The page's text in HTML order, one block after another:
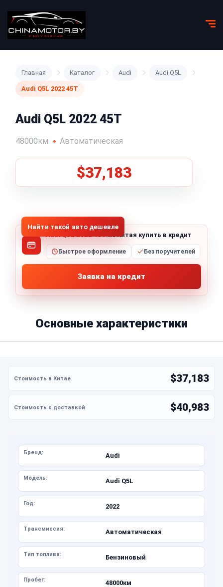
Главная Каталог Audi Audi Q5L
Audi Q5L 2022 45T
Audi Q5L 2022 45T
48000км Автоматическая
$37,183
Найти такой авто дешевле
Audi Q5L 2022 45Tиз Китая купить в кредит
Быстрое оформление Без поручителей
Заявка на кредит
Основные характеристики
$37,183
$40,983
Бренд: Audi
Модель: Audi Q5L
Год: 2022
Трансмиссия: Автоматическая
Тип топлива: Бензиновый
Пробег: 48000км